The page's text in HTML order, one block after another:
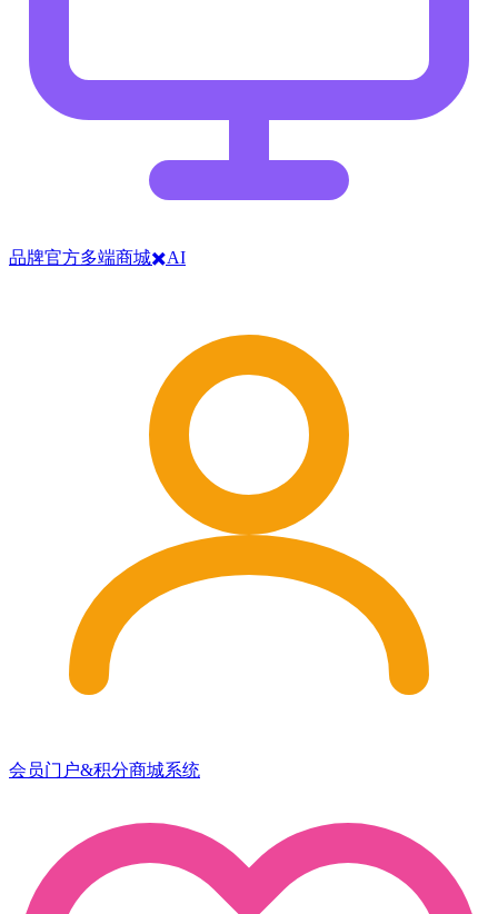
品牌官方多端商城✖️AI
会员门户&积分商城系统